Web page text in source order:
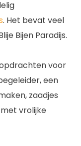
. Het bevat veel
Bijen Paradijs.
voor
een
zaadjes
vrolijke